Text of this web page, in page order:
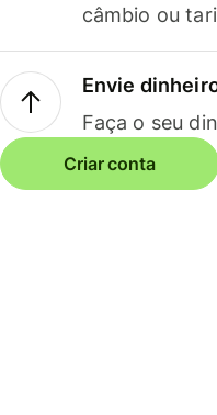
câmbio ou
Envie
Faça o seu
Criar conta